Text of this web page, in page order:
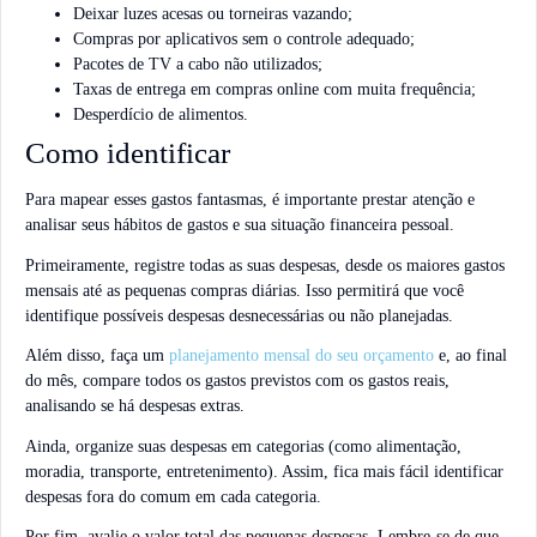
Deixar luzes acesas ou torneiras vazando;
Compras por aplicativos sem o controle adequado;
Pacotes de TV a cabo não utilizados;
Taxas de entrega em compras online com muita frequência;
Desperdício de alimentos.
Como identificar
Para mapear esses gastos fantasmas, é importante prestar atenção e
analisar seus hábitos de gastos e sua situação financeira pessoal.
Primeiramente, registre todas as suas despesas, desde os maiores gastos
mensais até as pequenas compras diárias. Isso permitirá que você
identifique possíveis despesas desnecessárias ou não planejadas.
Além disso, faça um planejamento mensal do seu orçamento e, ao final
do mês, compare todos os gastos previstos com os gastos reais,
analisando se há despesas extras.
Ainda, organize suas despesas em categorias (como alimentação,
moradia, transporte, entretenimento). Assim, fica mais fácil identificar
despesas fora do comum em cada categoria.